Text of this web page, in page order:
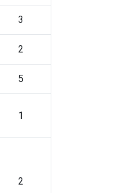
3
2
5
1
2